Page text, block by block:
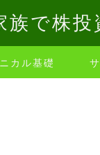
で株投
カル基礎